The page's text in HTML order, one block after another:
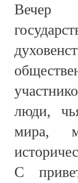
Вечер
люди,
мира,
С